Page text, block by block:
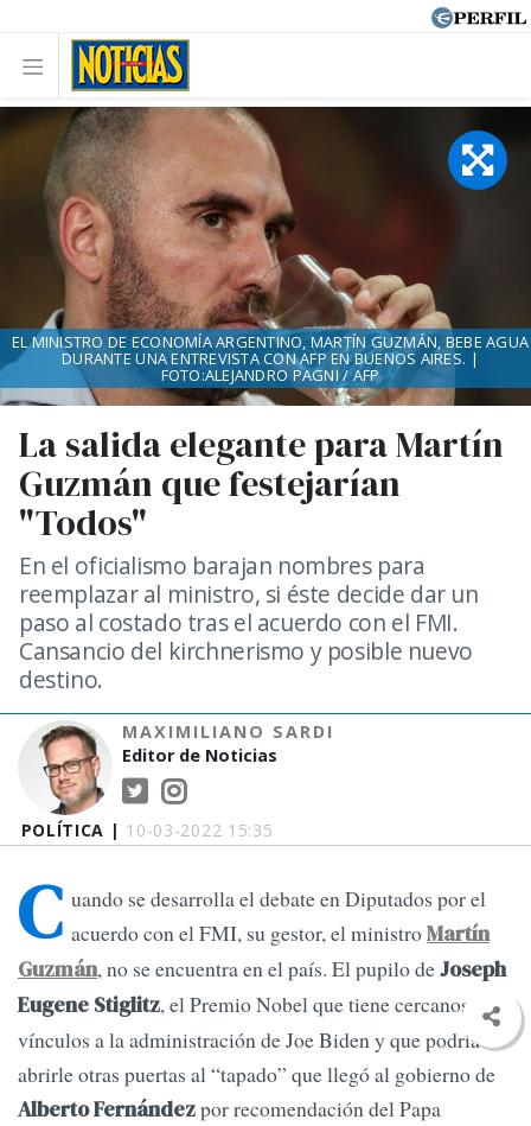
POLÍTICA | 10-03-2022 15:35
La salida elegante para Martín
Guzmán que festejarían
"Todos"
En el oficialismo barajan nombres para
reemplazar al ministro, si éste decide dar un
paso al costado tras el acuerdo con el FMI.
Cansancio del kirchnerismo y posible nuevo
destino.
MAXIMILIANO SARDI
Editor de Noticias
EL MINISTRO DE ECONOMÍA ARGENTINO, MARTÍN GUZMÁN, BEBE AGUA
DURANTE UNA ENTREVISTA CON AFP EN BUENOS AIRES. |
FOTO:ALEJANDRO PAGNI / AFP
C uando se desarrolla el debate en Diputados por el
acuerdo con el FMI, su gestor, el ministroMartín
Guzmán, no se encuentra en el país. El pupilo deJoseph
Eugene Stiglitz, el Premio Nobel que tiene cercanos
vínculos a la administración de Joe Biden y que podría
abrirle otras puertas al “tapado” que llegó al gobierno de
Alberto Fernándezpor recomendación del Papa